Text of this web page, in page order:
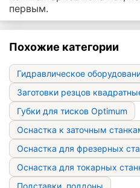
первым.
Похожие категории
Гидравлическое
Заготовки резцов
Губки для тисков Optimum
Оснастка к заточным
Оснастка для фрезерных
Оснастка для токарных